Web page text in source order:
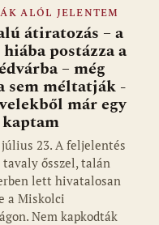
ALÓL JELENTEM
átiratozás – a
postázza a
– még
sem méltatják -
már egy
július 23. A feljelentés
ősszel, talán
lett hivatalosan
a Miskolci
Nem kapkodták